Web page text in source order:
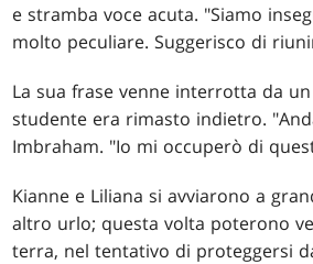
e stramba voce acuta. "Siamo
molto peculiare. Suggerisco di
La sua frase venne interrotta da
studente era rimasto indietro.
Imbraham. "Io mi occuperò di
Kianne e Liliana si avviarono a
altro urlo; questa volta poterono
terra, nel tentativo di proteggersi